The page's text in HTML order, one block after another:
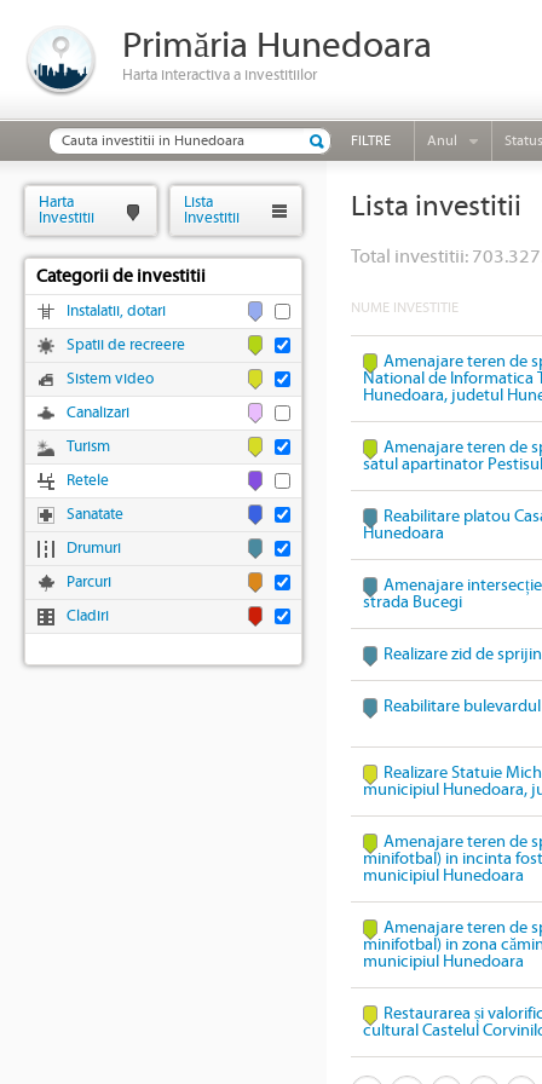
Primăria Hunedoara
Harta interactiva a investitiilor
FILTRE Anul Status
Lista investitii
Total investitii:
NUME INVESTITIE
Amenajare teren de
National de Informatica
Hunedoara, judetul
Amenajare teren de
satul apartinator
Reabilitare platou
Hunedoara
Amenajare
strada Bucegi
Realizare zid de
Reabilitare
Realizare Statuie
municipiul Hunedoara,
Amenajare teren de
minifotbal) in incinta
municipiul Hunedoara
Amenajare teren de
minifotbal) in zona
municipiul Hunedoara
Restaurarea și
cultural Castelul
Harta
Investitii
Lista
Investitii
Categorii de investitii
Instalatii, dotari
Spatii de recreere
Sistem video
Canalizari
Turism
Retele
Sanatate
Drumuri
Parcuri
Cladiri